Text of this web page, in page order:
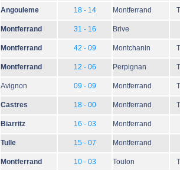
Angouleme 18 - 14 Montferrand T
Montferrand 31 - 16 Brive
Montferrand 42 - 09 Montchanin T
Montferrand 12 - 06 Perpignan T
Avignon 09 - 09 Montferrand T
Castres 18 - 00 Montferrand T
Biarritz 16 - 03 Montferrand
Tulle 15 - 07 Montferrand
Montferrand 10 - 03 Toulon T